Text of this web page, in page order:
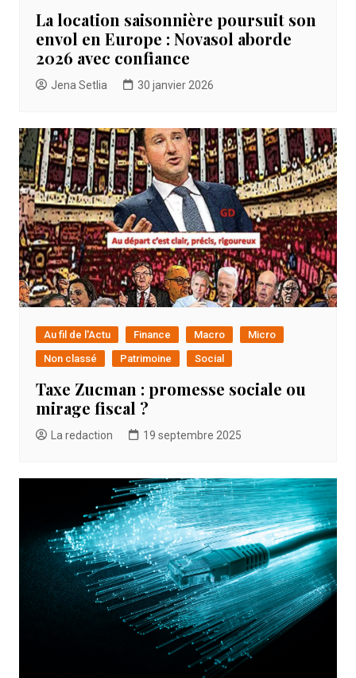
La location saisonnière poursuit son
envol en Europe : Novasol aborde
2026 avec confiance
Jena Setlia 30 janvier 2026
Au fil de l'Actu Finance Macro
Micro
Non classé
Patrimoine Social
Taxe Zucman : promesse sociale ou
mirage fiscal ?
La redaction 19 septembre 2025